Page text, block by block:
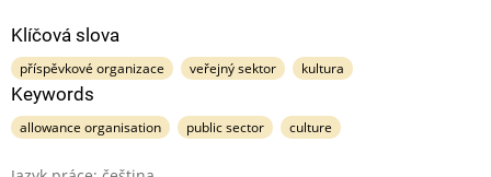
Klíčová slova
příspěvkové organizace veřejný sektor kultura
Keywords
allowance organisation public sector culture